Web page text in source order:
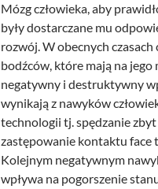
Mózg człowieka, aby
były dostarczane mu
rozwój. W obecnych
bodźców, które mają na jego
negatywny i destruktywny
wynikają z nawyków
technologii tj. spędzanie
zastępowanie kontaktu face
Kolejnym negatywnym
wpływa na pogorszenie